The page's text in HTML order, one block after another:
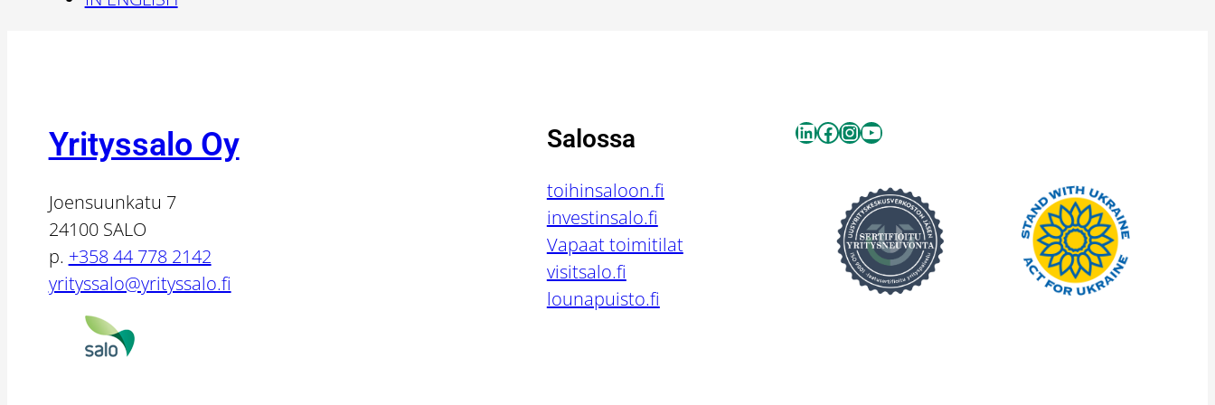
Yrityssalo Oy
Joensuunkatu 7
24100 SALO
p. +358 44 778 2142
yrityssalo@yrityssalo.fi
Salossa
toihinsaloon.fi
investinsalo.fi
Vapaat toimitilat
visitsalo.fi
lounapuisto.fi
LinkedIn
Facebook
Instagram
YouTube